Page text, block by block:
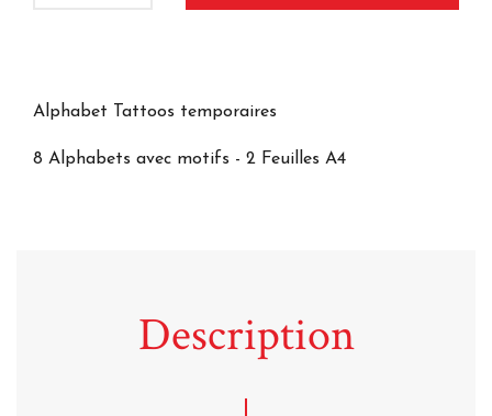
Alphabet Tattoos temporaires
8 Alphabets avec motifs - 2 Feuilles A4
Description